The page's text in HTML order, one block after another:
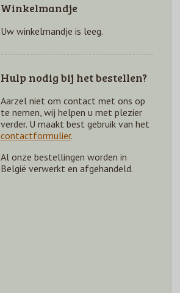
Winkelmandje
Uw winkelmandje is leeg.
Hulp nodig bij het bestellen?
Aarzel niet om contact met ons op
te nemen, wij helpen u met plezier
verder. U maakt best gebruik van het
contactformulier.
Al onze bestellingen worden in
België verwerkt en afgehandeld.